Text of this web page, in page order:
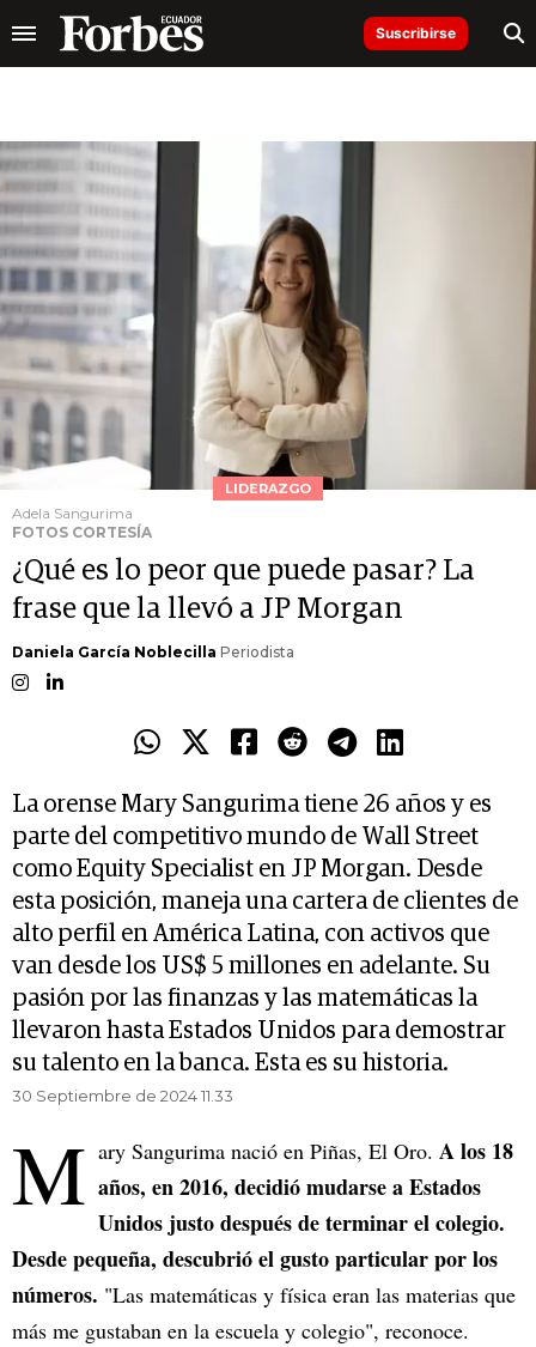
Suscribirse
LIDERAZGO
Adela Sangurima
FOTOS CORTESÍA
¿Qué es lo peor que puede pasar? La
frase que la llevó a JP Morgan
Daniela García Noblecilla Periodista
La orense Mary Sangurima tiene 26 años y es
parte del competitivo mundo de Wall Street
como Equity Specialist en JP Morgan. Desde
esta posición, maneja una cartera de clientes de
alto perfil en América Latina, con activos que
van desde los US$ 5 millones en adelante. Su
pasión por las finanzas y las matemáticas la
llevaron hasta Estados Unidos para demostrar
su talento en la banca. Esta es su historia.
30 Septiembre de 2024 11.33
M ary Sangurima nació en Piñas, El Oro. A los 18
años, en 2016, decidió mudarse a Estados
Unidos justo después de terminar el colegio.
Desde pequeña, descubrió el gusto particular por los
números. "Las matemáticas y física eran las materias que
más me gustaban en la escuela y colegio", reconoce.